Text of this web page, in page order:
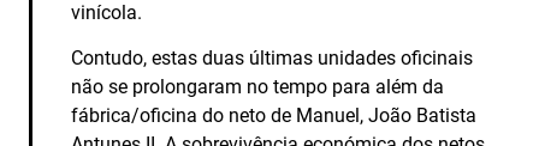
vinícola.
Contudo, estas duas últimas unidades oficinais
não se prolongaram no tempo para além da
fábrica/oficina do neto de Manuel, João Batista